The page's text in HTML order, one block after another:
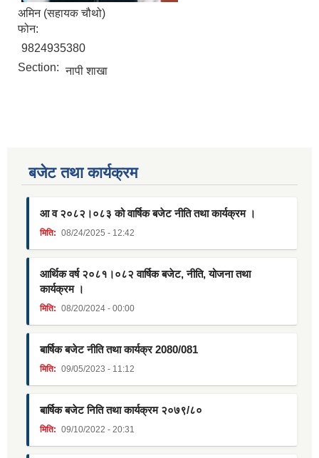
अमिन (सहायक चौथो)
फोन:
9824935380
Section: नापी शाखा
बजेट तथा कार्यक्रम
आ व २०८२।०८३ को वार्षिक बजेट नीति तथा कार्यक्रम ।
मिति: 08/24/2025 - 12:42
आर्थिक वर्ष २०८१।०८२ वार्षिक बजेट, नीति, योजना तथा
कार्यक्रम ।
मिति: 08/20/2024 - 00:00
बार्षिक बजेट नीति तथा कार्यक्र 2080/081
मिति: 09/05/2023 - 11:12
बार्षिक बजेट निति तथा कार्यक्रम २०७९/८०
मिति: 09/10/2022 - 20:31